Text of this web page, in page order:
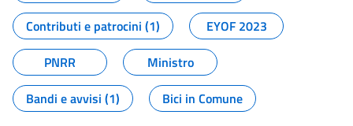
Contributi e patrocini (1)
EYOF 2023
PNRR
Ministro
Bandi e avvisi (1)
Bici in Comune